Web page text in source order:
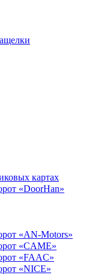
картах
«DoorHan»
«AN-Motors»
«CAME»
«FAAC»
«NICE»